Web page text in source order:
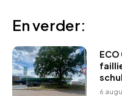
En verder:
6